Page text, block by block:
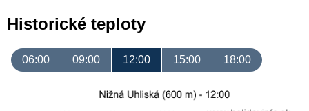
Historické teploty
06:00 09:00 12:00 15:00 18:00